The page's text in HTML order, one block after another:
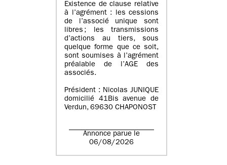
Existence de clause relative
à l’agrément : les cessions
de l’associé unique sont
libres ; les transmissions
d’actions au tiers, sous
quelque forme que ce soit,
sont soumises à l’agrément
préalable de l’AGE des
associés.
Président : Nicolas JUNIQUE
domicilié 41Bis avenue de
Verdun, 69630 CHAPONOST
Annonce parue le
06/08/2026